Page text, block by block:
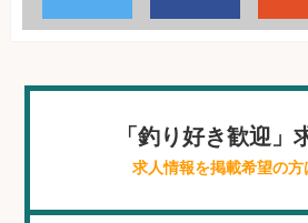
「釣り好き歓迎」
求人情報を掲載希望の方